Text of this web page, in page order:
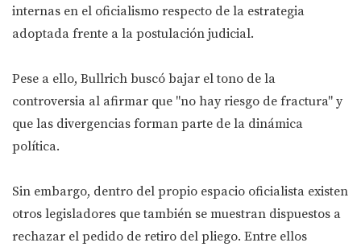
internas en el oficialismo respecto de la estrategia
adoptada frente a la postulación judicial.
Pese a ello, Bullrich buscó bajar el tono de la
controversia al afirmar que "no hay riesgo de fractura" y
que las divergencias forman parte de la dinámica
política.
Sin embargo, dentro del propio espacio oficialista existen
otros legisladores que también se muestran dispuestos a
rechazar el pedido de retiro del pliego. Entre ellos